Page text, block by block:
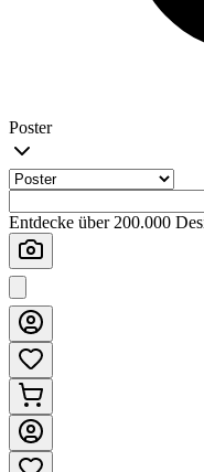
Poster
Entdecke über 200.000